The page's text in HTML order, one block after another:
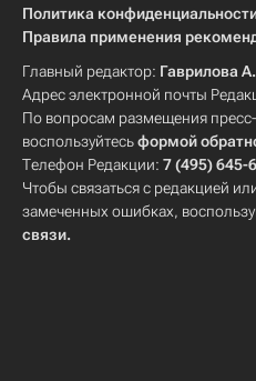
Политика
Правила применения
Главный редактор: Гаврилова
Адрес электронной почты
По вопросам размещения
воспользуйтесьформой
Телефон Редакции: 7 (495) 645-
Чтобы связаться с редакцией
замеченных ошибках,
связи.